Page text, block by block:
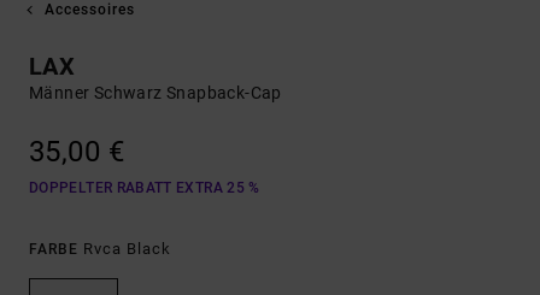
Accessoires
LAX
Männer Schwarz Snapback-Cap
35,00 €
DOPPELTER RABATT EXTRA 25 %
FARBE Rvca Black